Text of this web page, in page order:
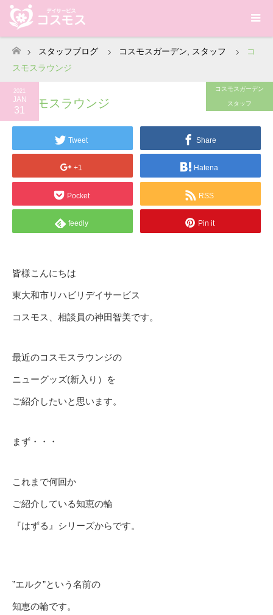
ホーム
スタッフブログ コスモスガーデン スタッフ
コ
スモスラウンジ
2021
JAN
31
コスモスガーデン
スタッフ
コスモスラウンジ
Tweet Share
+1 Hatena
Pocket RSS
feedly Pin it
皆様こんにちは
東大和市リハビリデイサービス
コスモス、相談員の神田智美です。
最近のコスモスラウンジの
ニューグッズ(新入り）を
ご紹介したいと思います。
まず・・・
これまで何回か
ご紹介している知恵の輪
『はずる』シリーズからです。
”エルク”という名前の
知恵の輪です。